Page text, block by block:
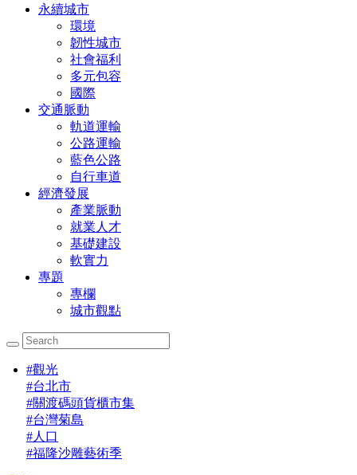
永續城市
環境
韌性城市
社會福利
多元包容
國際
交通脈動
軌道運輸
公路運輸
藍色公路
自行車道
經濟發展
產業脈動
就業人才
基礎建設
軟實力
專題
專欄
城市觀點
#觀光
#台北市
#關渡碼頭貨櫃市集
#台灣菊島
#人口
#福隆沙雕藝術季